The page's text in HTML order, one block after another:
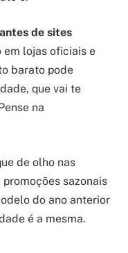
de sites
em lojas oficiais e
barato pode
que vai te
na
de olho nas
sazonais
do ano anterior
é a mesma.